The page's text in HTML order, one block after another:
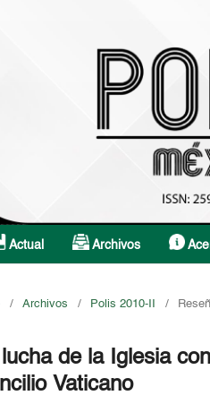
Actual Archivos
/ Archivos / Polis 2010-II /
de la Iglesia
Vaticano